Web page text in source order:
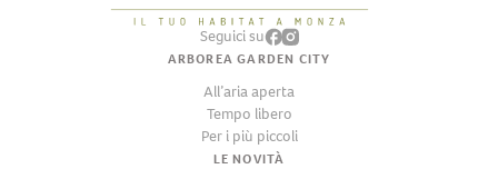
Seguici su
ARBOREA GARDEN CITY
All’aria aperta
Tempo libero
Per i più piccoli
LE NOVITÀ